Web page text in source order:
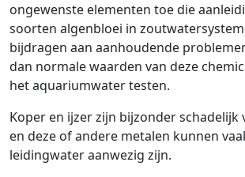
ongewenste elementen toe die
soorten algenbloei in
bijdragen aan aanhoudende
dan normale waarden van deze
het aquariumwater testen.
Koper en ijzer zijn bijzonder
en deze of andere metalen kunnen
leidingwater aanwezig zijn.